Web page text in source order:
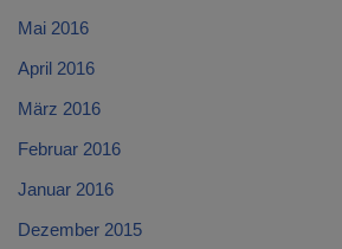
Mai 2016
April 2016
März 2016
Februar 2016
Januar 2016
Dezember 2015